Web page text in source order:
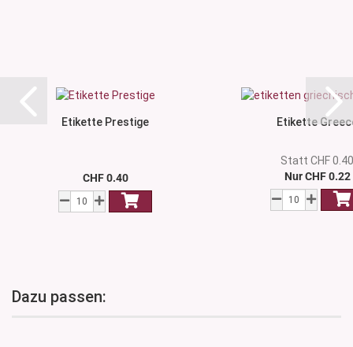
Etikette Prestige
CHF 0.40
Etikette
Statt CHF
Nur CHF 0.22
Dazu passen: